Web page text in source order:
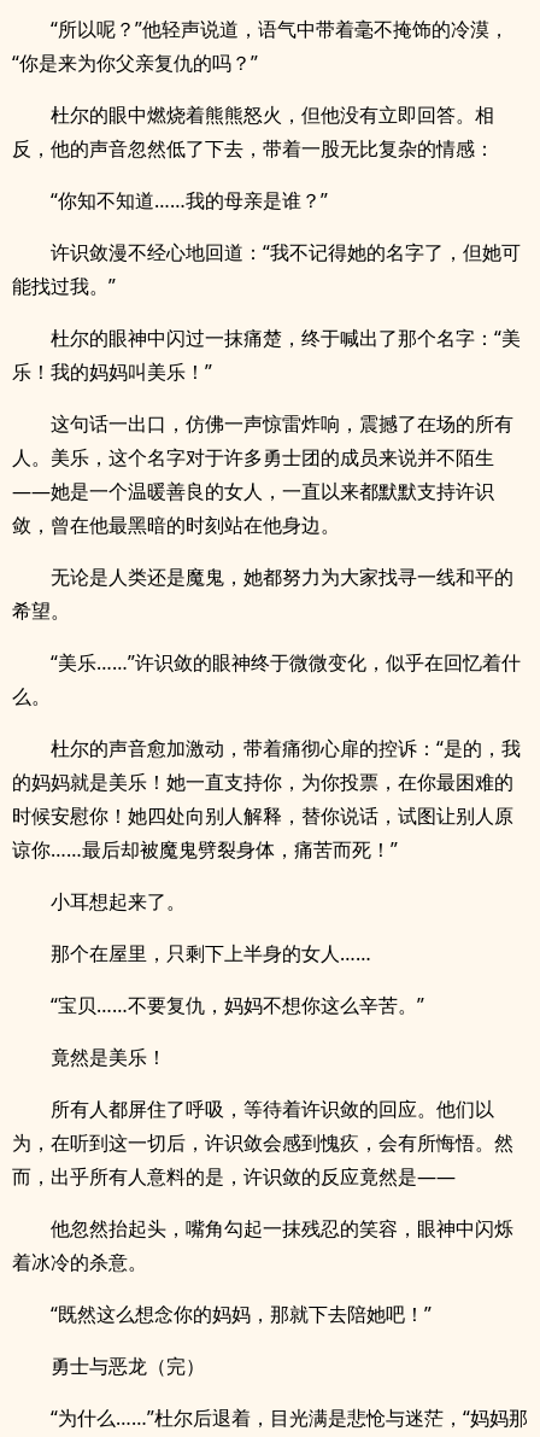
“所以呢？”他轻声说道，语气中带着毫不掩饰的冷漠，
“你是来为你父亲复仇的吗？”
杜尔的眼中燃烧着熊熊怒火，但他没有立即回答。相
反，他的声音忽然低了下去，带着一股无比复杂的情感：
“你知不知道……我的母亲是谁？”
许识敛漫不经心地回道：“我不记得她的名字了，但她可
能找过我。”
杜尔的眼神中闪过一抹痛楚，终于喊出了那个名字：“美
乐！我的妈妈叫美乐！”
这句话一出口，仿佛一声惊雷炸响，震撼了在场的所有
人。美乐，这个名字对于许多勇士团的成员来说并不陌生
——她是一个温暖善良的女人，一直以来都默默支持许识
敛，曾在他最黑暗的时刻站在他身边。
无论是人类还是魔鬼，她都努力为大家找寻一线和平的
希望。
“美乐……”许识敛的眼神终于微微变化，似乎在回忆着什
么。
杜尔的声音愈加激动，带着痛彻心扉的控诉：“是的，我
的妈妈就是美乐！她一直支持你，为你投票，在你最困难的
时候安慰你！她四处向别人解释，替你说话，试图让别人原
谅你……最后却被魔鬼劈裂身体，痛苦而死！”
小耳想起来了。
那个在屋里，只剩下上半身的女人……
“宝贝……不要复仇，妈妈不想你这么辛苦。”
竟然是美乐！
所有人都屏住了呼吸，等待着许识敛的回应。他们以
为，在听到这一切后，许识敛会感到愧疚，会有所悔悟。然
而，出乎所有人意料的是，许识敛的反应竟然是——
他忽然抬起头，嘴角勾起一抹残忍的笑容，眼神中闪烁
着冰冷的杀意。
“既然这么想念你的妈妈，那就下去陪她吧！”
勇士与恶龙（完）
“为什么……”杜尔后退着，目光满是悲怆与迷茫，“妈妈那